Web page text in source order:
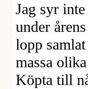
Jag syr
under årens
lopp
massa
Köpta till